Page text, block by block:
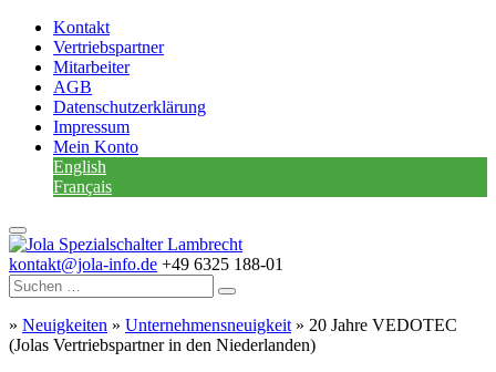
Kontakt
Vertriebspartner
Mitarbeiter
AGB
Datenschutzerklärung
Impressum
Mein Konto
English
Français
kontakt@jola-info.de +49 6325 188-01
» Neuigkeiten » Unternehmensneuigkeit » 20 Jahre VEDOTEC
(Jolas Vertriebspartner in den Niederlanden)